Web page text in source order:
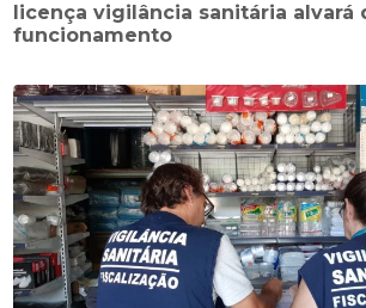
licença vigilância sanitária alvará
funcionamento